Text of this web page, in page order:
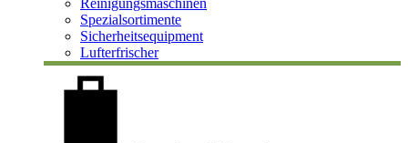
Reinigungsmaschinen
Spezialsortimente
Sicherheitsequipment
Lufterfrischer